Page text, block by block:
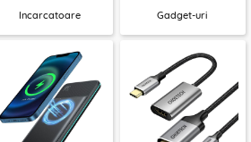
Incarcatoare Gadget-uri